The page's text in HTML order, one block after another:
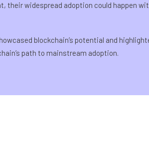
their widespread adoption could happen
blockchain’s potential and
path to mainstream adoption.